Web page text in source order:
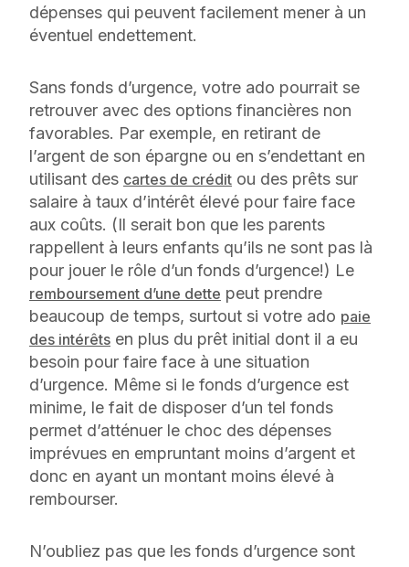
dépenses qui peuvent facilement mener à un
éventuel endettement.
Sans fonds d’urgence, votre ado pourrait se
retrouver avec des options financières non
favorables. Par exemple, en retirant de
l’argent de son épargne ou en s’endettant en
utilisant des cartes de crédit ou des prêts sur
salaire à taux d’intérêt élevé pour faire face
aux coûts. (Il serait bon que les parents
rappellent à leurs enfants qu’ils ne sont pas là
pour jouer le rôle d’un fonds d’urgence!) Le
remboursement d’une dette peut prendre
beaucoup de temps, surtout si votre ado paie
des intérêts en plus du prêt initial dont il a eu
besoin pour faire face à une situation
d’urgence. Même si le fonds d’urgence est
minime, le fait de disposer d’un tel fonds
permet d’atténuer le choc des dépenses
imprévues en empruntant moins d’argent et
donc en ayant un montant moins élevé à
rembourser.
N’oubliez pas que les fonds d’urgence sont